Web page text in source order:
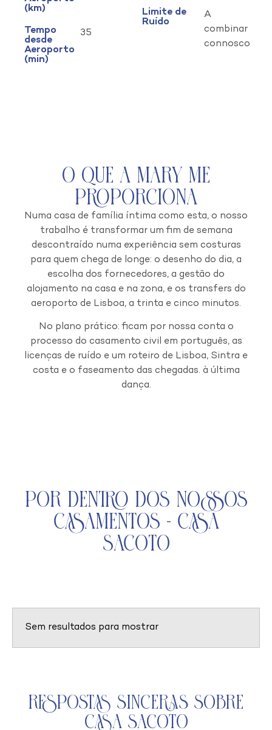
(km)
Tempo
desde
Aeroporto
(min)
35
Limite de
Ruído
A
combinar
connosco
O que a Mary Me
Proporciona
Numa casa de família íntima como esta, o nosso
trabalho é transformar um fim de semana
descontraído numa experiência sem costuras
para quem chega de longe: o desenho do dia, a
escolha dos fornecedores, a gestão do
alojamento na casa e na zona, e os transfers do
aeroporto de Lisboa, a trinta e cinco minutos.
No plano prático: ficam por nossa conta o
processo do casamento civil em português, as
licenças de ruído e um roteiro de Lisboa, Sintra e
costa e o faseamento das chegadas. à última
dança.
Por Dentro dos Nossos
Casamentos - Casa
Sacoto
Sem resultados para mostrar
Respostas Sinceras Sobre
Casa Sacoto